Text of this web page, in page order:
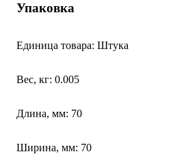
Упаковка
Единица товара: Штука
Вес, кг: 0.005
Длина, мм: 70
Ширина, мм: 70